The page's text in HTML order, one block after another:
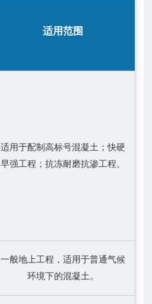
适用范围
适用于配制高标号混凝土；快硬
早强工程；抗冻耐磨抗渗工程。
一般地上工程，适用于普通气候
环境下的混凝土。